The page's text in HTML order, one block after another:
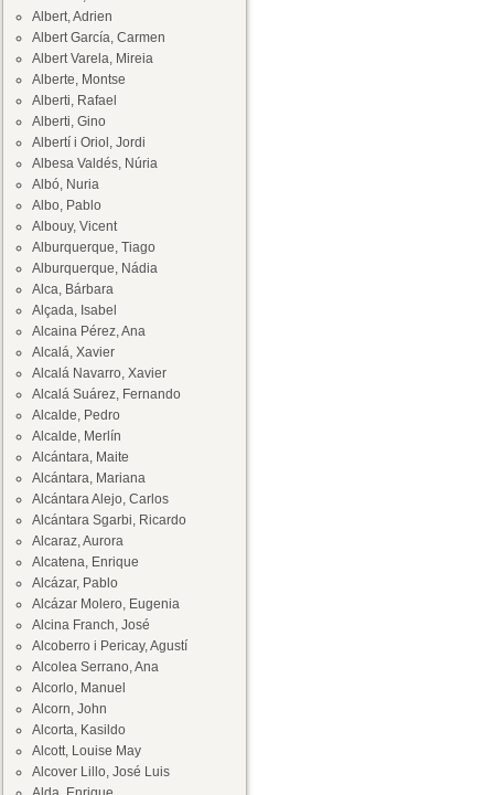
Albert, Adrien
Albert García, Carmen
Albert Varela, Mireia
Alberte, Montse
Alberti, Rafael
Alberti, Gino
Albertí i Oriol, Jordi
Albesa Valdés, Núria
Albó, Nuria
Albo, Pablo
Albouy, Vicent
Alburquerque, Tiago
Alburquerque, Nádia
Alca, Bárbara
Alçada, Isabel
Alcaina Pérez, Ana
Alcalá, Xavier
Alcalá Navarro, Xavier
Alcalá Suárez, Fernando
Alcalde, Pedro
Alcalde, Merlín
Alcántara, Maite
Alcántara, Mariana
Alcántara Alejo, Carlos
Alcántara Sgarbi, Ricardo
Alcaraz, Aurora
Alcatena, Enrique
Alcázar, Pablo
Alcázar Molero, Eugenia
Alcina Franch, José
Alcoberro i Pericay, Agustí
Alcolea Serrano, Ana
Alcorlo, Manuel
Alcorn, John
Alcorta, Kasildo
Alcott, Louise May
Alcover Lillo, José Luis